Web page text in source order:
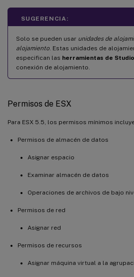
SUGERENCIA:
Solo se pueden usar unidades de
alojamiento . Estas unidades de
especifican las herramientas de Studio
conexión de alojamiento.
Permisos de ESX
Para ESX 5.5, los permisos mínimos
Permisos de almacén de datos
Asignar espacio
Examinar almacén de datos
Operaciones de archivos de bajo
Permisos de red
Asignar red
Permisos de recursos
Asignar máquina virtual a la